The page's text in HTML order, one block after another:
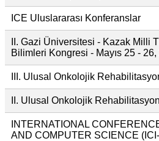
ICE Uluslararası Konferanslar
II. Gazi Üniversitesi - Kazak Milli
Bilimleri Kongresi - Mayıs 25 - 26,
III. Ulusal Onkolojik
II. Ulusal Onkolojik
INTERNATIONAL
AND COMPUTER SCIENCE